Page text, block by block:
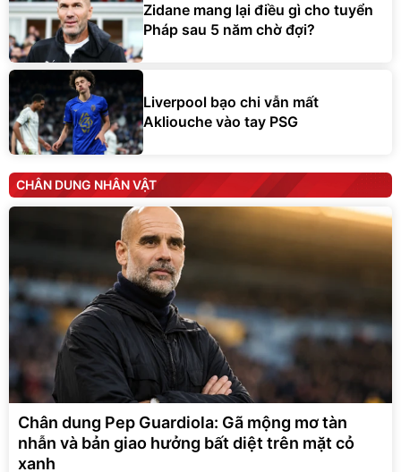
Zidane mang lại điều gì cho tuyển
Pháp sau 5 năm chờ đợi?
Liverpool bạo chi vẫn mất
Akliouche vào tay PSG
CHÂN DUNG NHÂN VẬT
Chân dung Pep Guardiola: Gã mộng mơ tàn
nhẫn và bản giao hưởng bất diệt trên mặt cỏ
xanh